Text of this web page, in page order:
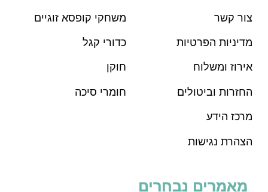
צור קשר
מדיניות הפרטיות
אירוז ומשלוח
החזרות וביטולים
מרכז הידע
הצהרת נגישות
משחקי קופסא זוגיים
כדורי קגל
חוקן
חומרי סיכה
מאמרים נבחרים